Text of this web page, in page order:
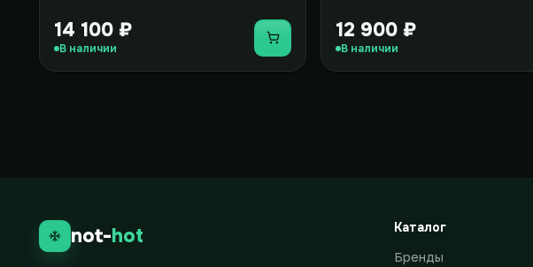
14 100 ₽
В наличии Купить
12 900 ₽
В наличии
not-hot Каталог
Бренды